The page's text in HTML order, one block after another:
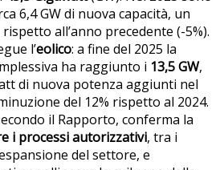
6,4 GW di nuova capacità, un
all’anno precedente (-5%).
l’eolico: a fine del 2025 la
ha raggiunto i 13,5 GW,
di nuova potenza aggiunti nel
del 12% rispetto al 2024.
il Rapporto, conferma la
i processi autorizzativi, tra i
del settore, e